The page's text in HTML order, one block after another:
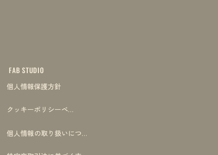
FAB STUDIO
個人情報保護方針
クッキーポリシーページ
個人情報の取り扱いについて